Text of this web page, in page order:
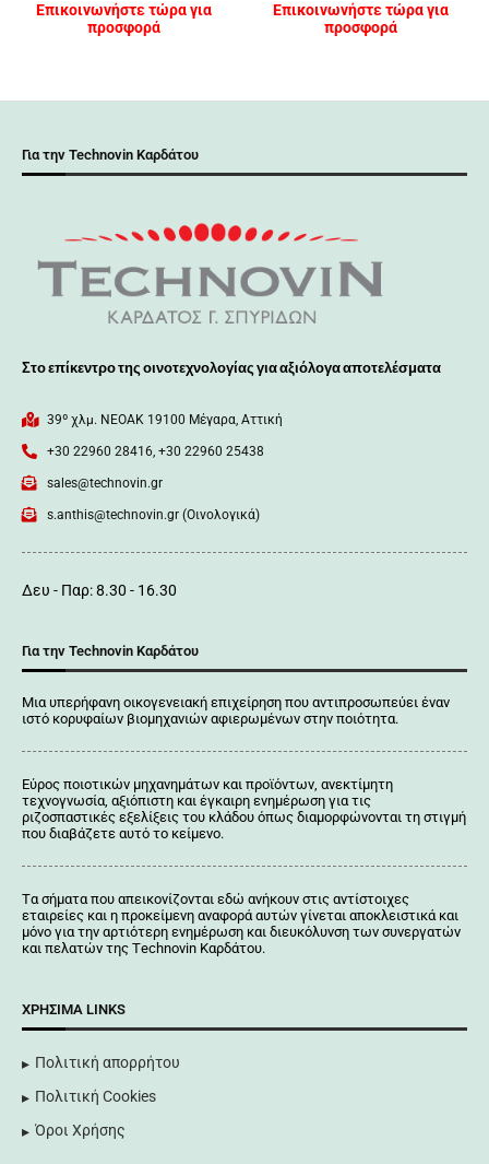
Επικοινωνήστε τώρα για
προσφορά
Επικοινωνήστε τώρα για
προσφορά
Για την Technovin Καρδάτου
Στο επίκεντρο της οινοτεχνολογίας για αξιόλογα αποτελέσματα
39º χλμ. ΝΕΟΑΚ 19100 Mέγαρα, Αττική
+30 22960 28416, +30 22960 25438
sales@technovin.gr
s.anthis@technovin.gr (Οινολογικά)
Δευ - Παρ: 8.30 - 16.30
Για την Technovin Καρδάτου
Μια υπερήφανη οικογενειακή επιχείρηση που αντιπροσωπεύει έναν
ιστό κορυφαίων βιομηχανιών αφιερωμένων στην ποιότητα.
Εύρος ποιοτικών μηχανημάτων και προϊόντων, ανεκτίμητη
τεχνογνωσία, αξιόπιστη και έγκαιρη ενημέρωση για τις
ριζοσπαστικές εξελίξεις του κλάδου όπως διαμορφώνονται τη στιγμή
που διαβάζετε αυτό το κείμενο.
Tα σήματα που απεικονίζονται εδώ ανήκουν στις αντίστοιχες
εταιρείες και η προκείμενη αναφορά αυτών γίνεται αποκλειστικά και
μόνο για την αρτιότερη ενημέρωση και διευκόλυνση των συνεργατών
και πελατών της Τechnovin Kαρδάτου.
ΧΡΉΣΙΜΑ LINKS
Πολιτική απορρήτου
Πολιτική Cookies
Όροι Χρήσης